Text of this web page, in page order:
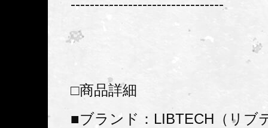
--------------------------------
□商品詳細
■ブランド：LIBTECH（リブ